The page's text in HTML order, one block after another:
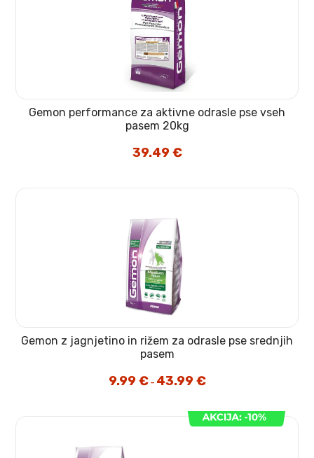
Gemon performance za aktivne odrasle pse vseh
pasem 20kg
39.49€
Gemon z jagnjetino in rižem za odrasle pse srednjih
pasem
9.99€ – 43.99€Cenovni
razpon:
43.99 €